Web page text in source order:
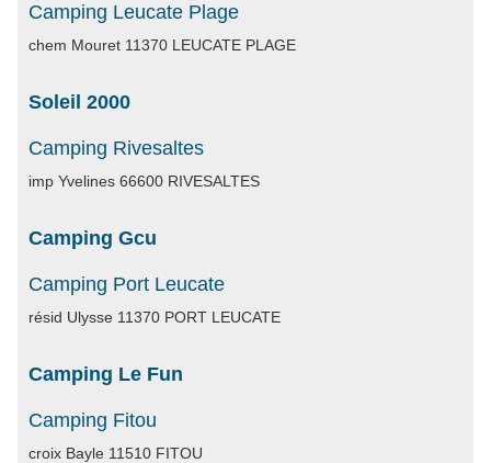
Camping Leucate Plage
chem Mouret 11370 LEUCATE PLAGE
Soleil 2000
Camping Rivesaltes
imp Yvelines 66600 RIVESALTES
Camping Gcu
Camping Port Leucate
résid Ulysse 11370 PORT LEUCATE
Camping Le Fun
Camping Fitou
croix Bayle 11510 FITOU